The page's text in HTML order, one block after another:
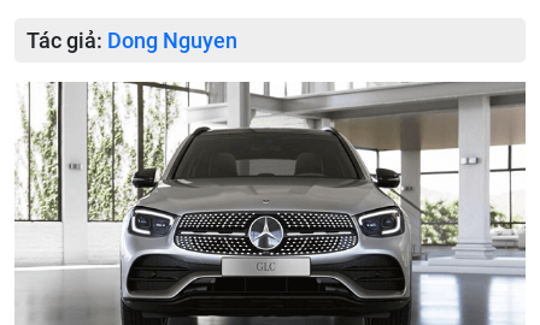
Tác giả: Dong Nguyen